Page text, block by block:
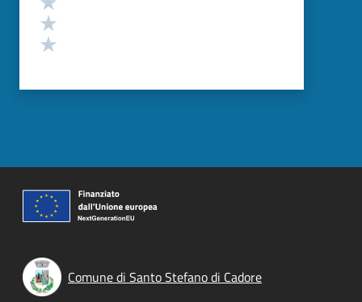
Comune di Santo Stefano di Cadore